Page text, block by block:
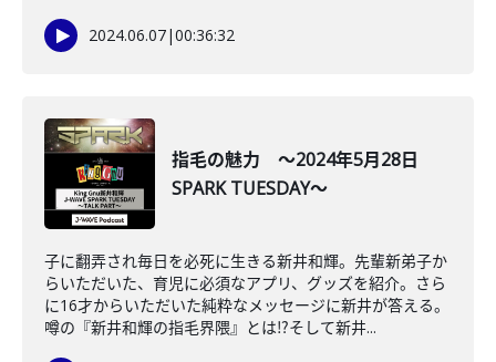
2024.06.07|00:36:32
指毛の魅力 ～2024年5月28日
SPARK TUESDAY～
子に翻弄され毎日を必死に生きる新井和輝。先輩新弟子か
らいただいた、育児に必須なアプリ、グッズを紹介。さら
に16才からいただいた純粋なメッセージに新井が答える。
噂の『新井和輝の指毛界隈』とは⁉そして新井...